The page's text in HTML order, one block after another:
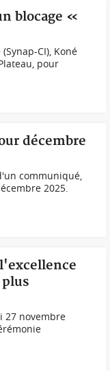
blocage «
CI), Koné
pour
décembre
communiqué,
2025.
27 novembre